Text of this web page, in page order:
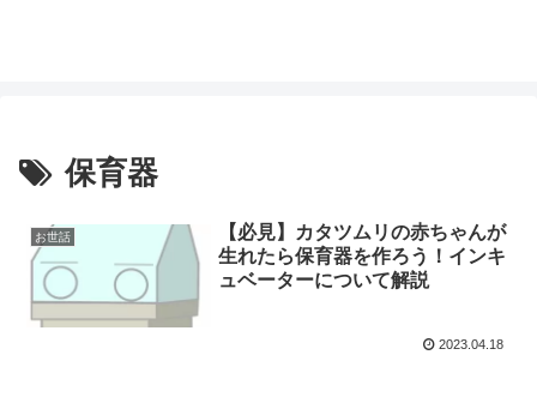
保育器
お世話
【必見】カタツムリの赤ちゃんが
生れたら保育器を作ろう！インキ
ュベーターについて解説
2023.04.18